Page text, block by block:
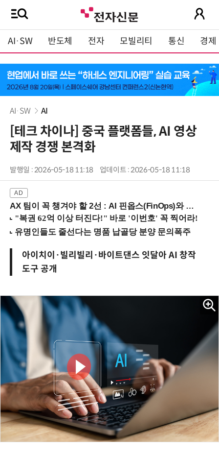
AI·SW 반도체 전자 모빌리티 통신 경제
AI·SW AI
[테크 차이나] 중국 플랫폼들, AI 영상
제작 경쟁 본격화
발행일 : 2026-05-18 11:18 업데이트 : 2026-05-18 11:18
AX 팀이 꼭 챙겨야 할 2선 : AI 핀옵스(FinOps)와 토큰 거버넌스 (8/21 잠실역)
아이치이·빌리빌리·바이트댄스 잇달아 AI 창작
도구 공개